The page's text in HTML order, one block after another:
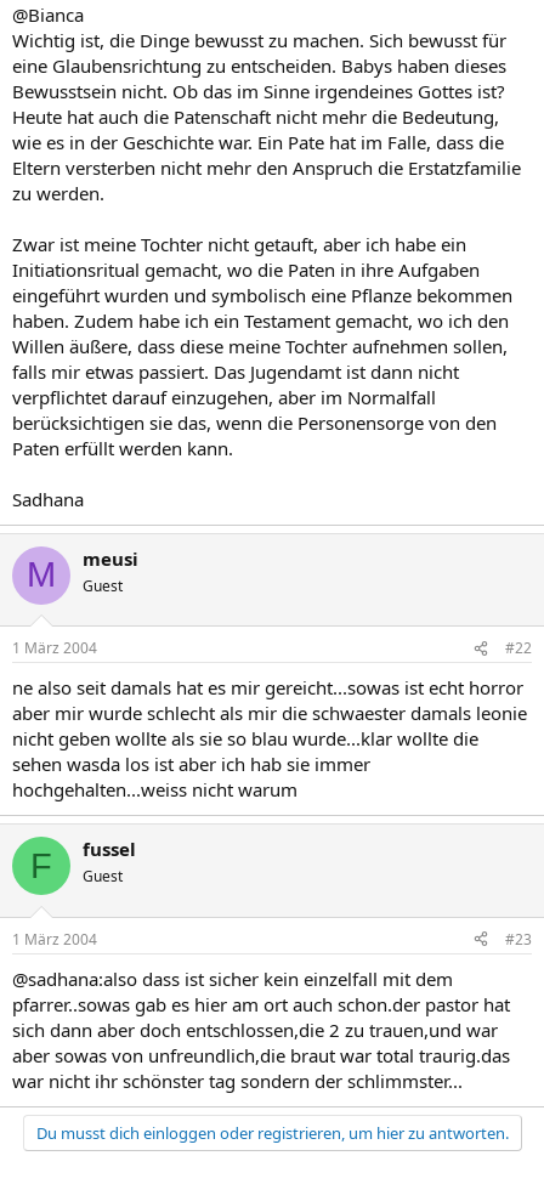
@Bianca
Wichtig ist, die Dinge bewusst zu machen. Sich bewusst für
eine Glaubensrichtung zu entscheiden. Babys haben dieses
Bewusstsein nicht. Ob das im Sinne irgendeines Gottes ist?
Heute hat auch die Patenschaft nicht mehr die Bedeutung,
wie es in der Geschichte war. Ein Pate hat im Falle, dass die
Eltern versterben nicht mehr den Anspruch die Erstatzfamilie
zu werden.
Zwar ist meine Tochter nicht getauft, aber ich habe ein
Initiationsritual gemacht, wo die Paten in ihre Aufgaben
eingeführt wurden und symbolisch eine Pflanze bekommen
haben. Zudem habe ich ein Testament gemacht, wo ich den
Willen äußere, dass diese meine Tochter aufnehmen sollen,
falls mir etwas passiert. Das Jugendamt ist dann nicht
verpflichtet darauf einzugehen, aber im Normalfall
berücksichtigen sie das, wenn die Personensorge von den
Paten erfüllt werden kann.
Sadhana
M meusi
Guest
1 März 2004 #22
ne also seit damals hat es mir gereicht...sowas ist echt horror
aber mir wurde schlecht als mir die schwaester damals leonie
nicht geben wollte als sie so blau wurde...klar wollte die
sehen wasda los ist aber ich hab sie immer
hochgehalten...weiss nicht warum
F fussel
Guest
1 März 2004 #23
@sadhana:also dass ist sicher kein einzelfall mit dem
pfarrer..sowas gab es hier am ort auch schon.der pastor hat
sich dann aber doch entschlossen,die 2 zu trauen,und war
aber sowas von unfreundlich,die braut war total traurig.das
war nicht ihr schönster tag sondern der schlimmster...
Du musst dich einloggen oder registrieren, um hier zu antworten.